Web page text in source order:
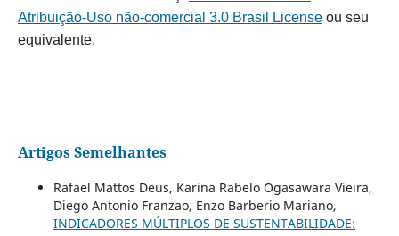
Atribuição-Uso não-comercial 3.0 Brasil Licenseou seu
equivalente.
Artigos Semelhantes
Rafael Mattos Deus, Karina Rabelo Ogasawara Vieira,
Diego Antonio Franzao, Enzo Barberio Mariano,
INDICADORES MÚLTIPLOS DE SUSTENTABILIDADE: